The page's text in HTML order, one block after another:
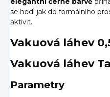
se hodí jak do formálního
aktivit.
Vakuová láhev
Vakuová láhev
Parametry